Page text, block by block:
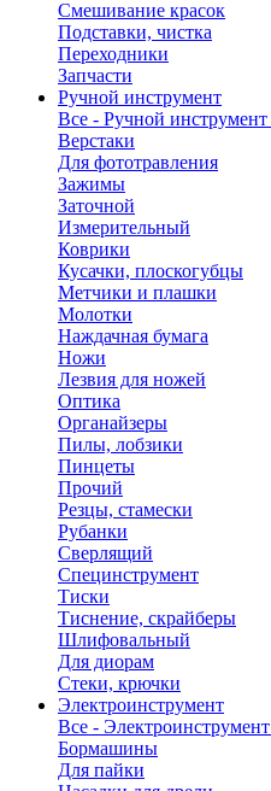
Смешивание красок
Подставки, чистка
Переходники
Запчасти
Ручной инструмент
Все - Ручной инструмент
Верстаки
Для фототравления
Зажимы
Заточной
Измерительный
Коврики
Кусачки, плоскогубцы
Метчики и плашки
Молотки
Наждачная бумага
Ножи
Лезвия для ножей
Оптика
Органайзеры
Пилы, лобзики
Пинцеты
Прочий
Резцы, стамески
Рубанки
Сверлящий
Специнструмент
Тиски
Тиснение, скрайберы
Шлифовальный
Для диорам
Стеки, крючки
Электроинструмент
Все - Электроинструмент
Бормашины
Для пайки